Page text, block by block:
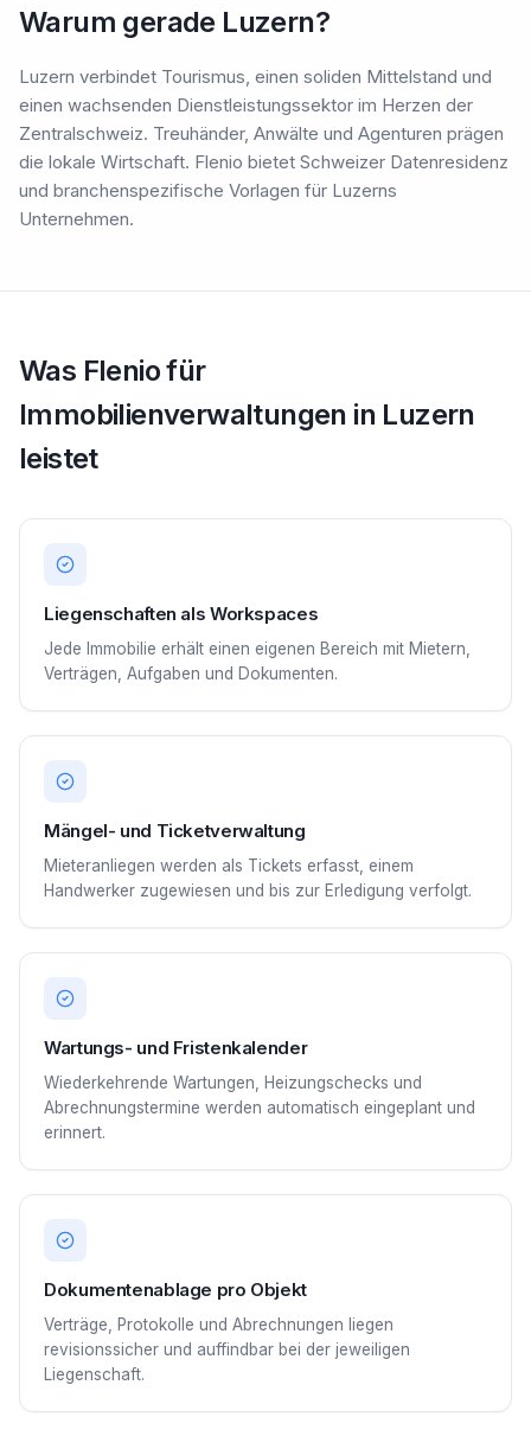
Warum gerade Luzern?
Luzern verbindet Tourismus, einen soliden Mittelstand und
einen wachsenden Dienstleistungssektor im Herzen der
Zentralschweiz. Treuhänder, Anwälte und Agenturen prägen
die lokale Wirtschaft. Flenio bietet Schweizer Datenresidenz
und branchenspezifische Vorlagen für Luzerns
Unternehmen.
Was Flenio für
Immobilienverwaltungen in Luzern
leistet
Liegenschaften als Workspaces
Jede Immobilie erhält einen eigenen Bereich mit Mietern,
Verträgen, Aufgaben und Dokumenten.
Mängel- und Ticketverwaltung
Mieteranliegen werden als Tickets erfasst, einem
Handwerker zugewiesen und bis zur Erledigung verfolgt.
Wartungs- und Fristenkalender
Wiederkehrende Wartungen, Heizungschecks und
Abrechnungstermine werden automatisch eingeplant und
erinnert.
Dokumentenablage pro Objekt
Verträge, Protokolle und Abrechnungen liegen
revisionssicher und auffindbar bei der jeweiligen
Liegenschaft.